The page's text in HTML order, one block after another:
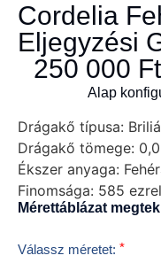
Cordelia
Eljegyzési
250 000 Ft
Alap
Drágakő típusa:
Drágakő tömege:
Ékszer anyaga:
Finomsága: 585
Mérettáblázat
Válassz méretet: *